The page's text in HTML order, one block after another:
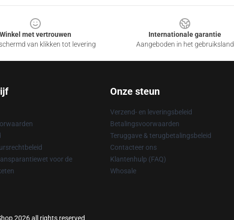
Winkel met vertrouwen
van klikken tot levering
Internationale garantie
Aangeboden in het gebruiksland
voor de
Onze steun
Verzend- en leveringsbeleid
Betalingsvoorwaarden
Teruggave & terugbetalingsbeleid
Contacteer ons
Klantenhulp (FAQ)
Whosale
2026 all rights reserved